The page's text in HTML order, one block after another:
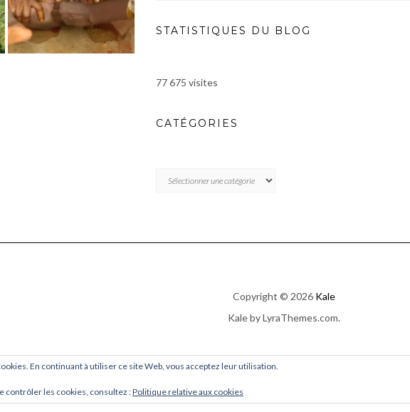
STATISTIQUES DU BLOG
77 675 visites
CATÉGORIES
Copyright © 2026 Kale
Kaleby LyraThemes.com.
En continuant à utiliser ce site Web, vous acceptez leur utilisation.
contrôler les cookies, consultez :Politique relative aux cookies